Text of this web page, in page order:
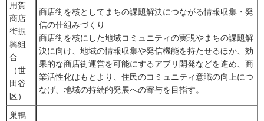
用賀
商店
街振
興組
合
（世
田谷
区）
商店街を核としてまちの課題解決につながる情報収集・発
信の仕組みづくり
商店街を核にした地域コミュニティの実現やまちの課題解
決に向け、地域の情報収集や発信機能を持たせるほか、効
果的な商店街運営を可能にするアプリ開発などを進め、商
業活性化はもとより、住民のコミュニティ意識の向上につ
なげ、地域の持続的発展への寄与を目指す。
巣鴨